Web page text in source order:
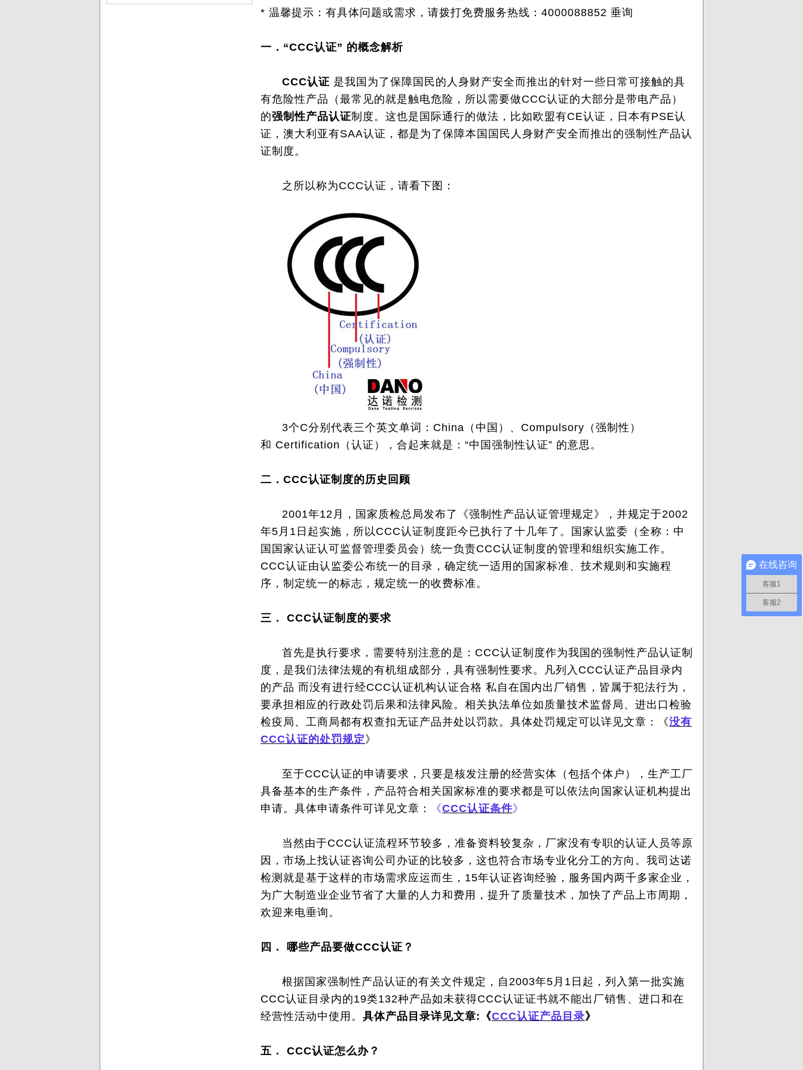
* 温馨提示：有具体问题或需求，请拨打免费服务热线：4000088852 垂询
一．“CCC认证” 的概念解析
CCC认证 是我国为了保障国民的人身财产安全而推出的针对一些日常可接触的具
有危险性产品（最常见的就是触电危险，所以需要做CCC认证的大部分是带电产品）
的强制性产品认证制度。这也是国际通行的做法，比如欧盟有CE认证，日本有PSE认
证，澳大利亚有SAA认证，都是为了保障本国国民人身财产安全而推出的强制性产品认
证制度。
之所以称为CCC认证，请看下图：
3个C分别代表三个英文单词：China（中国）、Compulsory（强制性）
和 Certification（认证），合起来就是：“中国强制性认证” 的意思。
二． CCC认证制度的历史回顾
2001年12月，国家质检总局发布了《强制性产品认证管理规定》，并规定于2002
年5月1日起实施，所以CCC认证制度距今已执行了十几年了。国家认监委（全称：中
国国家认证认可监督管理委员会）统一负责CCC认证制度的管理和组织实施工作。
CCC认证由认监委公布统一的目录，确定统一适用的国家标准、技术规则和实施程
序，制定统一的标志，规定统一的收费标准。
三． CCC认证制度的要求
首先是执行要求，需要特别注意的是：CCC认证制度作为我国的强制性产品认证制
度，是我们法律法规的有机组成部分，具有强制性要求。凡列入CCC认证产品目录内
的产品 而没有进行经CCC认证机构认证合格 私自在国内出厂销售，皆属于犯法行为，
要承担相应的行政处罚后果和法律风险。相关执法单位如质量技术监督局、进出口检验
检疫局、工商局都有权查扣无证产品并处以罚款。具体处罚规定可以详见文章：《没有
CCC认证的处罚规定 》
至于CCC认证的申请要求，只要是核发注册的经营实体（包括个体户），生产工厂
具备基本的生产条件，产品符合相关国家标准的要求都是可以依法向国家认证机构提出
申请。具体申请条件可详见文章：
《CCC认证条件》
当然由于CCC认证流程环节较多，准备资料较复杂，厂家没有专职的认证人员等原
因，市场上找认证咨询公司办证的比较多，这也符合市场专业化分工的方向。 我司达诺
检测就是基于这样的市场需求应运而生，15年认证咨询经验，服务国内两千多家企业，
为广大制造业企业节省了大量的人力和费用，提升了质量技术，加快了产品上市周期，
欢迎来电垂询。
四． 哪些产品要做CCC认证？
根据国家强制性产品认证的有关文件规定，自2003年5月1日起，列入第一批实施
CCC认证目录内的19类132种产品如未获得CCC认证证书就不能出厂销售、进口和在
经营性活动中使用。 具体产品目录详见文章:《CCC认证产品目录》
五． CCC认证怎么办？
在线咨询
客服1
客服2